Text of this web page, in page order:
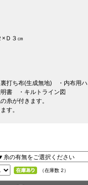
×Ｄ３㎝
打ち布(生成無地) ・内布用ハ
書 ・キルトライン図
糸が付きます。
す。
（在庫数 2）